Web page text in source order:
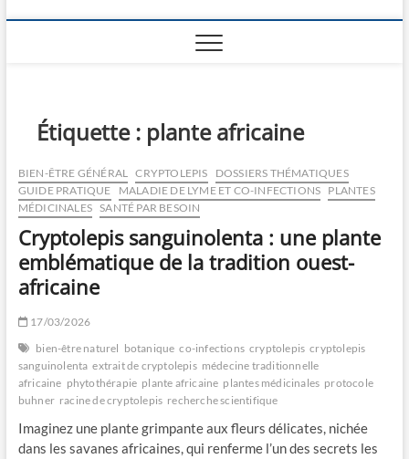
Étiquette : plante africaine
BIEN-ÊTRE GÉNÉRAL CRYPTOLEPIS
DOSSIERS THÉMATIQUES
GUIDE PRATIQUE
MALADIE DE LYME ET CO-INFECTIONS PLANTES
MÉDICINALES SANTÉ PAR BESOIN
Cryptolepis sanguinolenta : une plante
emblématique de la tradition ouest-
africaine
17/03/2026
bien-être naturel botanique co-infections cryptolepis cryptolepis
sanguinolenta extrait de cryptolepis médecine traditionnelle
africaine phytothérapie plante africaine plantes médicinales protocole
buhner racine de cryptolepis recherche scientifique
Imaginez une plante grimpante aux fleurs délicates, nichée
dans les savanes africaines, qui renferme l’un des secrets les